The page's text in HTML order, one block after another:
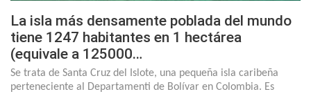
La isla más densamente poblada del mundo
tiene 1247 habitantes en 1 hectárea
(equivale a 125000…
Se trata de Santa Cruz del Islote, una pequeña isla caribeña
perteneciente al Departamenti de Bolívar en Colombia. Es